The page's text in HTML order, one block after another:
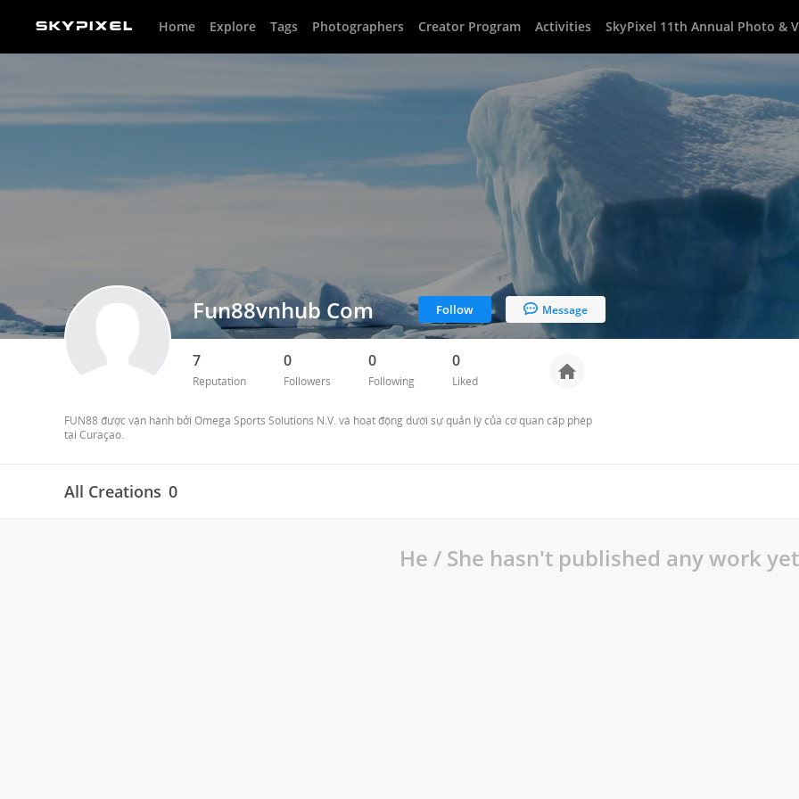
Home Explore Tags Photographers Creator Program Activities SkyPixel 11th Annual Photo &
Fun88vnhub Com Follow Message
7
Reputation
0
Followers
0
Following
0
Liked
FUN88 được vận hành bởi Omega Sports Solutions N.V. và hoạt động dưới sự quản lý của cơ quan cấp phép
tại Curaçao.
All Creations 0
He / She hasn't published any work yet